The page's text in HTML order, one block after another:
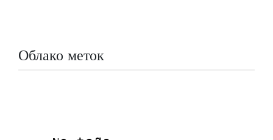
Облако меток